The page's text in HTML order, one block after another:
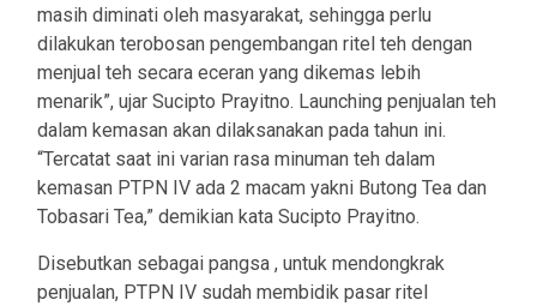
masih diminati oleh masyarakat, sehingga perlu
dilakukan terobosan pengembangan ritel teh dengan
menjual teh secara eceran yang dikemas lebih
menarik”, ujar Sucipto Prayitno. Launching penjualan teh
dalam kemasan akan dilaksanakan pada tahun ini.
“Tercatat saat ini varian rasa minuman teh dalam
kemasan PTPN IV ada 2 macam yakni Butong Tea dan
Tobasari Tea,” demikian kata Sucipto Prayitno.
Disebutkan sebagai pangsa , untuk mendongkrak
penjualan, PTPN IV sudah membidik pasar ritel